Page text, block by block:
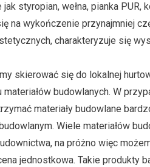
styropian, wełna, pianka PUR,
na wykończenie przynajmniej
charakteryzuje się
skierować się do lokalnej
budowlanych. W
materiały budowlane
Wiele materiałów
na próżno więc
jednostkowa. Takie produkty